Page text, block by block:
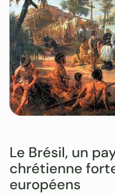
Le Brésil, un
chrétienne
européens